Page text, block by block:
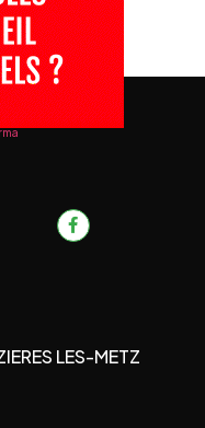
LES-METZ